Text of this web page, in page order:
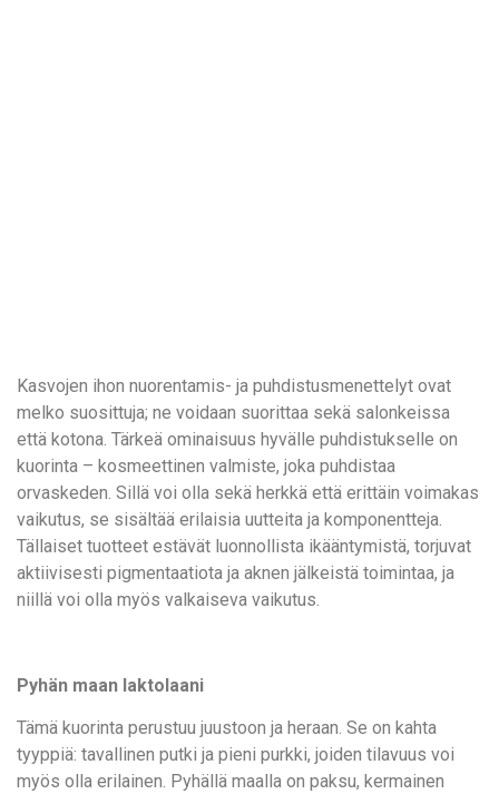
Kasvojen ihon nuorentamis- ja puhdistusmenettelyt ovat
melko suosittuja; ne voidaan suorittaa sekä salonkeissa
että kotona. Tärkeä ominaisuus hyvälle puhdistukselle on
kuorinta – kosmeettinen valmiste, joka puhdistaa
orvaskeden. Sillä voi olla sekä herkkä että erittäin voimakas
vaikutus, se sisältää erilaisia ​​uutteita ja komponentteja.
Tällaiset tuotteet estävät luonnollista ikääntymistä, torjuvat
aktiivisesti pigmentaatiota ja aknen jälkeistä toimintaa, ja
niillä voi olla myös valkaiseva vaikutus.
Pyhän maan laktolaani
Tämä kuorinta perustuu juustoon ja heraan. Se on kahta
tyyppiä: tavallinen putki ja pieni purkki, joiden tilavuus voi
myös olla erilainen. Pyhällä maalla on paksu, kermainen